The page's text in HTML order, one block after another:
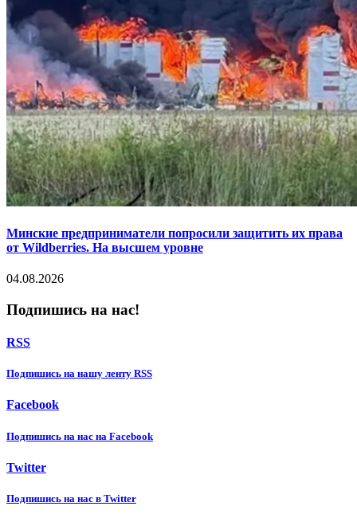
Минские предприниматели попросили защитить их права
от Wildberries. На высшем уровне
04.08.2026
Подпишись на нас!
RSS
Подпишиcь на нашу ленту RSS
Facebook
Подпишиcь на нас на Facebook
Twitter
Подпишиcь на нас в Twitter